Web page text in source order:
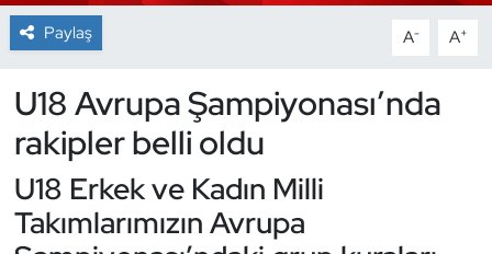
Paylaş A- A+
U18 Avrupa Şampiyonası’nda
rakipler belli oldu
U18 Erkek ve Kadın Milli
Takımlarımızın Avrupa
Dağcılık
Dövüş Sanatı
E-Spor
Eskrim